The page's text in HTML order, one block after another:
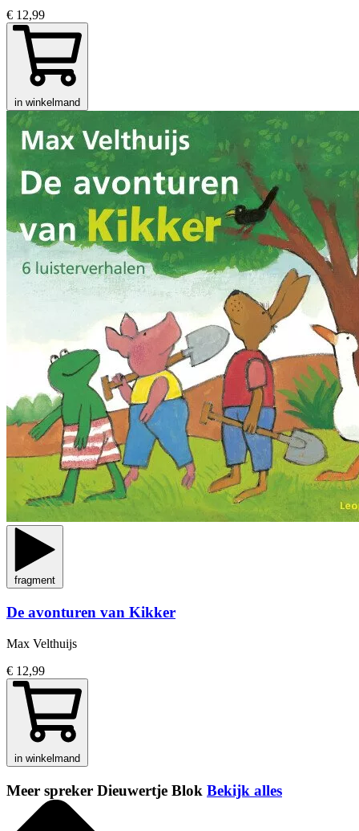
€ 12,99
in winkelmand
fragment
De avonturen van Kikker
Max Velthuijs
€ 12,99
in winkelmand
Meer spreker Dieuwertje Blok Bekijk alles